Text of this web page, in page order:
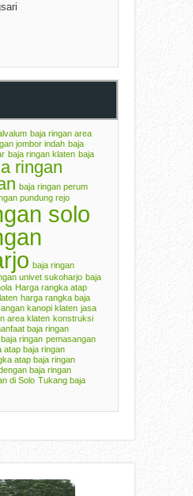
baja ringan area
jombor indah baja
baja ringan klaten baja
ringan
baja ringan perum
pundung rejo
solo
baja ringan
univet sukoharjo baja
Harga rangka atap
harga rangka baja
kanopi klaten jasa
area klaten konstruksi
baja ringan
ringan pemasangan
atap baja ringan
atap baja ringan
baja ringan
di Solo Tukang baja